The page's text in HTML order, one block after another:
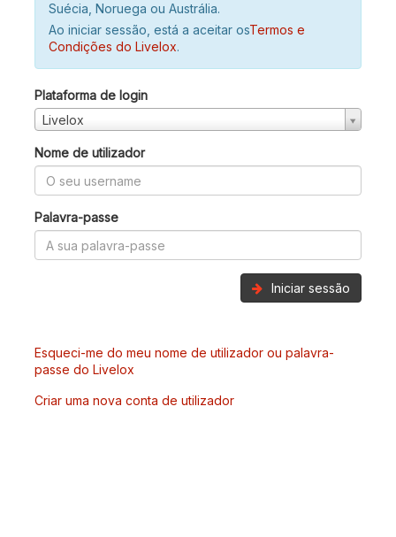
Suécia, Noruega ou Austrália.
Ao iniciar sessão, está a aceitar osTermos e
Condições do Livelox.
Plataforma de login
Livelox
Nome de utilizador
Palavra-passe
Iniciar sessão
Esqueci-me do meu nome de utilizador ou palavra-
passe do Livelox
Criar uma nova conta de utilizador